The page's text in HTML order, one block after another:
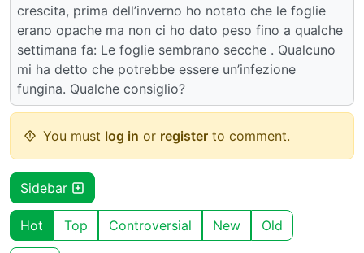
crescita, prima dell’inverno ho notato che le foglie
erano opache ma non ci ho dato peso fino a qualche
settimana fa: Le foglie sembrano secche . Qualcuno
mi ha detto che potrebbe essere un’infezione
fungina. Qualche consiglio?
You must log in or register to comment.
Sidebar
Hot Top Controversial New Old